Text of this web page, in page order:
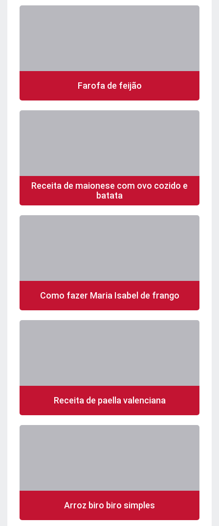
Farofa de feijão
Receita de maionese com ovo cozido e
batata
Como fazer Maria Isabel de frango
Receita de paella valenciana
Arroz biro biro simples